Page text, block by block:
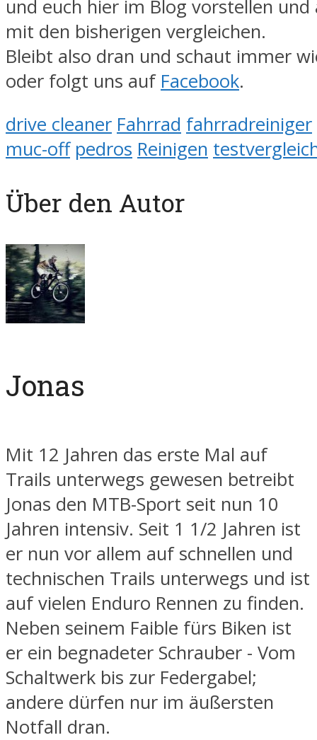
und euch hier im Blog vorstellen und
mit den bisherigen vergleichen.
Bleibt also dran und schaut immer
oder folgt uns auf Facebook.
drive cleaner Fahrrad fahrradreiniger
muc-off pedros Reinigen
Über den Autor
Jonas
Mit 12 Jahren das erste Mal auf
Trails unterwegs gewesen betreibt
Jonas den MTB-Sport seit nun 10
Jahren intensiv. Seit 1 1/2 Jahren ist
er nun vor allem auf schnellen und
technischen Trails unterwegs und ist
auf vielen Enduro Rennen zu finden.
Neben seinem Faible fürs Biken ist
er ein begnadeter Schrauber - Vom
Schaltwerk bis zur Federgabel;
andere dürfen nur im äußersten
Notfall dran.